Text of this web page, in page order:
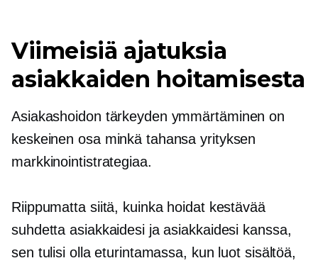
Viimeisiä ajatuksia
asiakkaiden hoitamisesta
Asiakashoidon tärkeyden ymmärtäminen on
keskeinen osa minkä tahansa yrityksen
markkinointistrategiaa.
Riippumatta siitä, kuinka hoidat kestävää
suhdetta asiakkaidesi ja asiakkaidesi kanssa,
sen tulisi olla eturintamassa, kun luot sisältöä,